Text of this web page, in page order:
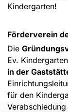
Kindergarten!
Förderverein
Die
Ev.
in der
für den